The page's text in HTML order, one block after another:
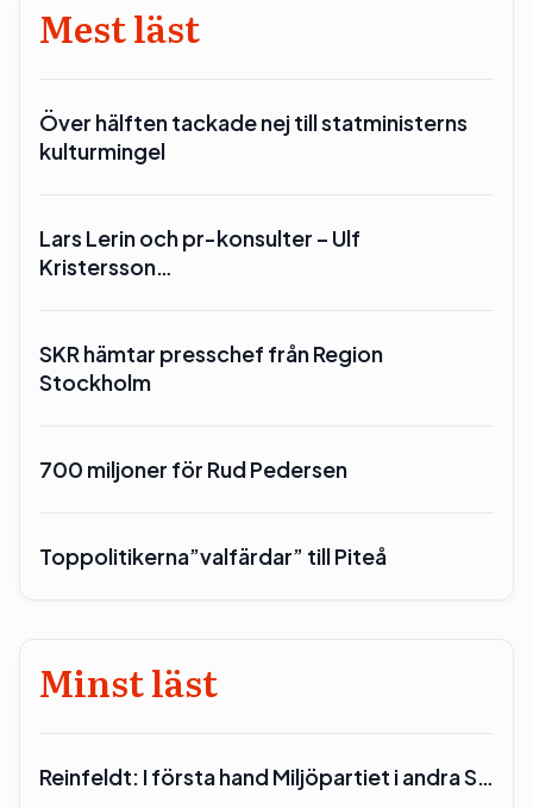
Mest läst
Över hälften tackade nej till statministerns
kulturmingel
Lars Lerin och pr-konsulter – Ulf
Kristersson…
SKR hämtar presschef från Region
Stockholm
700 miljoner för Rud Pedersen
Toppolitikerna”valfärdar” till Piteå
Minst läst
Reinfeldt: I första hand Miljöpartiet i andra S…